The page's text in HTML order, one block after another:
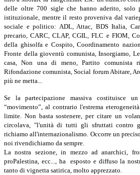
delle oltre 700 sigle che hanno aderito, solo
istituzionale, mentre il resto proveniva dal
sociale e politico: ADL, Attac, BDS Italia,
precario, CARC, CLAP, CGIL, FLC e FIOM,
della ghisolfa e Cospito, Coordinamento
Fronte della gioventù comunista, Insorgiamo,
casa, Non una di meno, Partito comunista
Rifondazione comunista, Social forum Abitare,
più ne metta...
Se la partecipazione massiva costituisce
“movimento”, al contrario l'estrema
limite. Non basta sostenere, per citare un
circolava, "l'unità di tutti gli sfruttati contro
richiamo all'internazionalismo. Occorre un
noi rivendichiamo da sempre.
La nostra sezione, in mezzo ad anarchici,
proPalestina, ecc..., ha esposto e diffuso la
tanto di vignetta satirica, molto apprezzato.